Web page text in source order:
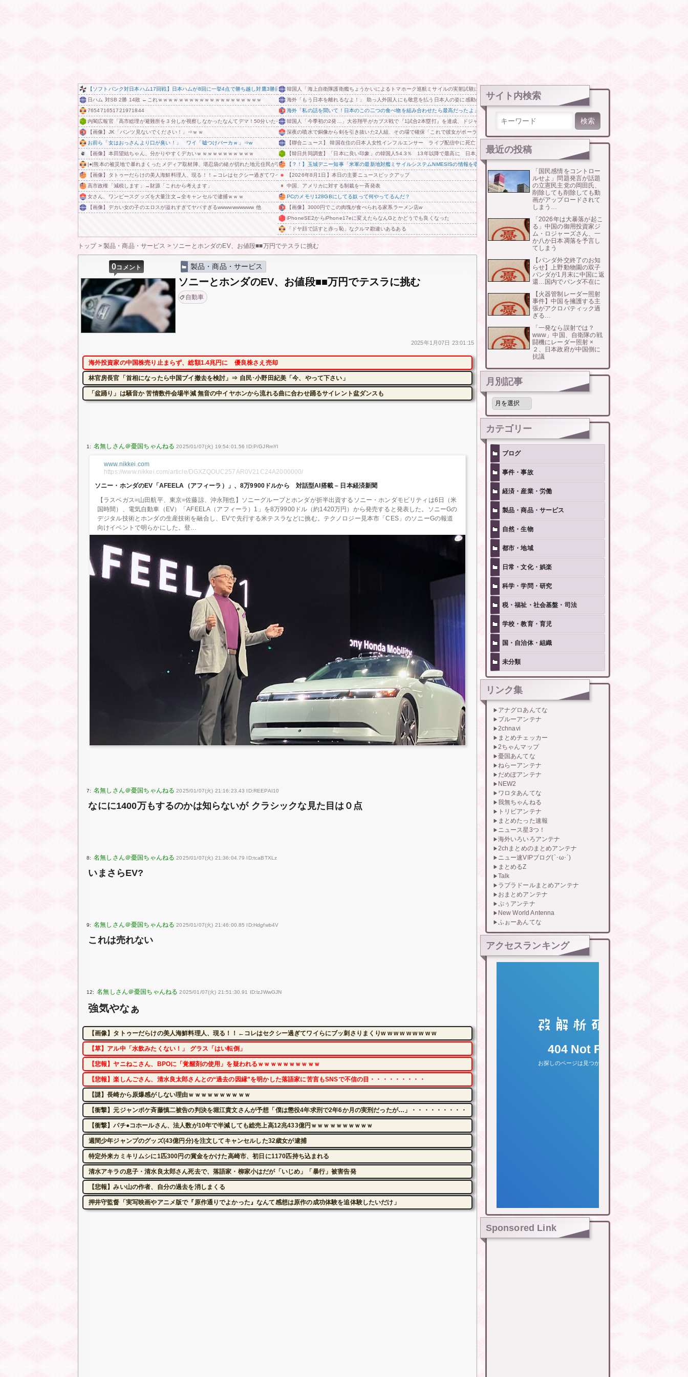
【ソフトバンク対日本ハム17回戦】日本ハムが8回に一挙4点で勝ち越し対鷹3勝目 敵地では初勝利 レイエス24号逆転2ラン 上川畑満塁で3点適時二塁打 堀3勝目
日ハム 対SB 2勝 14敗 ←これｗｗｗｗｗｗｗｗｗｗｗｗｗｗｗｗｗｗｗｗ
765471651721971844
内閣広報官「高市総理が避難所を３分しか視察しなかったなんてデマ！50分いたぞ😡」 →事実上の視察は数分で正解
【画像】JK「パンツ見ないでください！」⇒ｗｗ
お前ら「女はおっさんより口が臭い！」 ワイ「嘘つけバーカｗ」⇒w
【画像】本田望結ちゃん、分かりやすくデカいｗｗｗｗｗｗｗｗｗｗｗ
|●|熊本の被災地で暴れまくったメディア取材陣、堪忍袋の緒が切れた地元住民が苦情を寄せまくった結果……
【画像】タトゥーだらけの美人海鮮料理人、現る！！←コレはセクシー過ぎてワイらにブッ刺さりまくりw w w w w w w w w
高市政権「減税します」→財源「これから考えます」
女さん、ワンピースグッズを大量注文→全キャンセルで逮捕ｗｗｗ
【画像】デカい女の子のエロスが溢れすぎてヤバすぎるwwwwwwwwww 他
韓国人「海上自衛隊護衛艦ちょうかいによるトマホーク巡航ミサイルの実射試験に韓国人が衝撃！」→「着々と進む最新鋭の防衛装備‥」
海外「もう日本を離れるなよ！」 助っ人外国人にも敬意を払う日本人の姿に感動の声が殺到
海外「私の話を聞いて！日本のこの二つの食べ物を組み合わせたら最高だったよ」
韓国人「今季初の2発…」大谷翔平がカブス戦で『1試合2本塁打』を達成、ドジャースは6連敗で悔しい敗北
深夜の噴水で銅像から剣を引き抜いた2人組、その場で確保「これで彼女がポーランド王だ」【海外の反応】
【聯合ニュース】 韓国在住の日本人女性インフルエンサー ライブ配信中に死亡
【韓日共同調査】「日本に良い印象」の韓国人54.3％ 13年以降で最高に 日本人の韓国好感度は35.3％
【？！】玉城デニー知事「米軍の最新地対艦ミサイルシステムNMESISの情報を収集したい」
【2026年8月1日】本日の主要ニュースピックアップ
中国、アメリカに対する制裁を一斉発表
PCのメモリ128GBにしてる奴って何やってるんだ？
【画像】3000円でこの肉塊が食べられる家系ラーメン店w
iPhoneSE2からiPhone17eに変えたらなんGとかどうでも良くなった
「ドヤ顔で話すと赤っ恥」なクルマ勘違いあるある
トップ> 製品・商品・サービス > ソニーとホンダのEV、お値段■■万円でテスラに挑む
0コメント 製品・商品・サービス
ソニーとホンダのEV、お値段■■万円でテスラに挑む
自動車
2025年1月07日 23:01:15
海外投資家の中国株売り止まらず、総額1.4兆円に 優良株さえ売却
林官房長官「首相になったら中国ブイ撤去を検討」⇒ 自民･小野田紀美「今、やって下さい」
「盆踊り」は騒音か 苦情数件会場半減 無音の中イヤホンから流れる曲に合わせ踊るサイレント盆ダンスも
1: 2025/01/07(火) 19:54:01.56 ID:P/GJRmYl
www.nikkei.com
https://www.nikkei.com/article/DGXZQOUC257AR0V21C24A2000000/
ソニー・ホンダのEV「AFEELA（アフィーラ）」、8万9900ドルから 対話型AI搭載 – 日本経済新聞
【ラスベガス=山田航平、東京=佐藤諒、沖永翔也】ソニーグループとホンダが折半出資するソニー・ホンダモビリティは6日（米
国時間）、電気自動車（EV）「AFEELA（アフィーラ）1」を8万9900ドル（約1420万円）から発売すると発表した。ソニーGの
デジタル技術とホンダの生産技術を融合し、EVで先行する米テスラなどに挑む。テクノロジー見本市「CES」のソニーGの報道
向けイベントで明らかにした。登
7: 2025/01/07(火) 21:16:23.43 ID:REEPAI10
なにに1400万もするのかは知らないが クラシックな見た目は０点
8: 2025/01/07(火) 21:36:04.79 ID:tcaBTXLz
いまさらEV?
9: 2025/01/07(火) 21:46:00.85 ID:Hdgfwb4V
これは売れない
12: 2025/01/07(火) 21:51:30.91 ID:lzJWwGJN
強気やなぁ
【画像】タトゥーだらけの美人海鮮料理人、現る！！←コレはセクシー過ぎてワイらにブッ刺さりまくりw w w w w w w w w
【草】アル中「水飲みたくない！」 グラス「はい転倒」
【悲報】ヤニねこさん、BPOに「覚醒剤の使用」を疑われるｗｗｗｗｗｗｗｗｗｗ
【悲報】楽しんごさん、清水良太郎さんとの“過去の因縁”を明かした落語家に苦言もSNSで不信の目・・・・・・・・・
【謎】長崎から原爆感がしない理由ｗｗｗｗｗｗｗｗｗｗ
【衝撃】元ジャンポケ斉藤慎二被告の判決を堀江貴文さんが予想「僕は懲役4年求刑で2年6か月の実刑だったが…」・・・・・・・・・
【衝撃】パチ●コホールさん、法人数が10年で半減しても総売上高12兆433億円ｗｗｗｗｗｗｗｗｗｗ
週間少年ジャンプのグッズ(43億円分)を注文してキャンセルした32歳女が逮捕
特定外来カミキリムシに1匹300円の賞金をかけた高崎市、初日に1170匹持ち込まれる
清水アキラの息子・清水良太郎さん死去で、落語家・柳家小はだが「いじめ」「暴行」被害告発
【悲報】みい山の作者、自分の過去を消しまくる
押井守監督「実写映画やアニメ版で『原作通りでよかった』なんて感想は原作の成功体験を追体験したいだけ」
サイト内検索
最近の投稿
「国民感情をコントロー
ルせよ」問題発言が話題
の立憲民主党の岡田氏、
削除しても削除しても動
画がアップロードされて
しまう…
「2026年は大暴落が起こ
る」中国の御用投資家ジ
ム・ロジャーズさん、一
か八か日本凋落を予言し
てしまう
【パンダ外交終了のお知
らせ】上野動物園の双子
パンダが1月末に中国に返
還…国内でパンダ不在に
【火器管制レーダー照射
事件】中国を擁護する主
張がアクロバティック過
ぎる…
「一発なら誤射では？
www」中国、自衛隊の戦
闘機にレーダー照射 ×
２、日本政府が中国側に
抗議
月別記事
月
記
事
カテゴリー
ブログ
事件・事故
経済・産業・労働
製品・商品・サービス
自然・生物
都市・地域
日常・文化・娯楽
科学・学問・研究
税・福祉・社会基盤・司法
学校・教育・育児
国・自治体・組織
未分類
リンク集
アナグロあんてな
ブルーアンテナ
2chnavi
まとめチェッカー
2ちゃんマップ
憂国あんてな
ねらーアンテナ
だめぽアンテナ
NEW2
ワロタあんてな
我無ちゃんねる
トリビアンテナ
まとめたった速報
ニュース星3つ！
海外いろいろアンテナ
2chまとめのまとめアンテナ
ニュー速VIPブログ(`･ω･´)
まとめるZ
Talk
ラブラドールまとめアンテナ
おまとめアンテナ
ぷぅアンテナ
New World Antenna
ふぉーあんてな
アクセスランキング
Sponsored Link